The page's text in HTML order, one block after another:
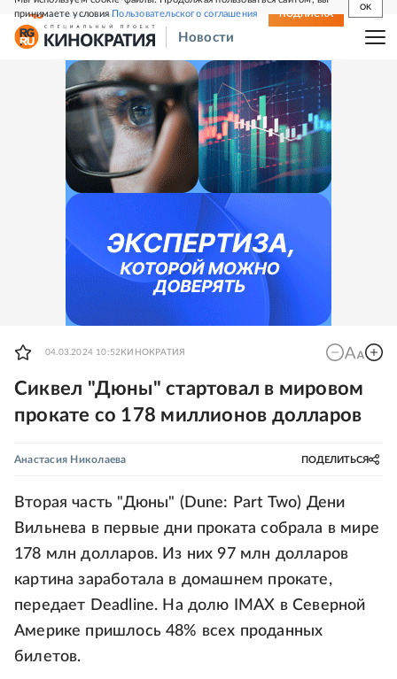
принимаете условияПользовательского соглашения
OK
СВЕЖИЙ НОМЕР ПОДПИСКА
Новости
04.03.2024 10:52 КИНОКРАТИЯ
Сиквел "Дюны" стартовал в мировом
прокате со 178 миллионов долларов
Анастасия Николаева ПОДЕЛИТЬСЯ
Вторая часть "Дюны" (Dune: Part Two) Дени
Вильнева в первые дни проката собрала в мире
178 млн долларов. Из них 97 млн долларов
картина заработала в домашнем прокате,
передает Deadline. На долю IMAX в Северной
Америке пришлось 48% всех проданных
билетов.